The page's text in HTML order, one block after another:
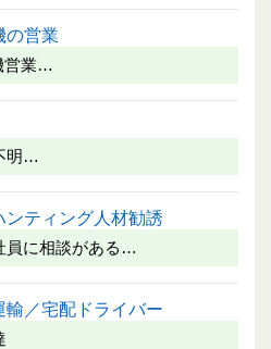
の営業
営業…
明…
ティング人材勧誘
員に相談がある…
／宅配ドライバー